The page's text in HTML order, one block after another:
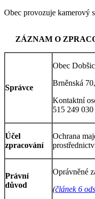
Obec provozuje kamerový
ZÁZNAM O
Správce
Obec
Brněnská
Kontaktní
515 249 030
Účel
zpracování
Ochrana
Právní
důvod
Oprávněné
(článek 6